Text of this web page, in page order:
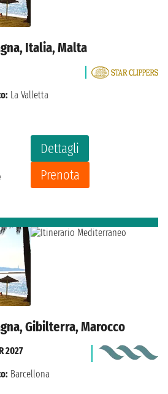
Italia, Malta
Dettagli
Prenota
La Valletta
Gibilterra, Marocco
2027
Barcellona